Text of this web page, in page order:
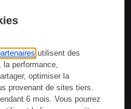
utilisent des
la performance,
optimiser la
provenant de sites tiers.
6 mois. Vous pourrez